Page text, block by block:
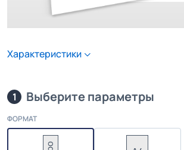
Характеристики
1 Выберите параметры
ФОРМАТ